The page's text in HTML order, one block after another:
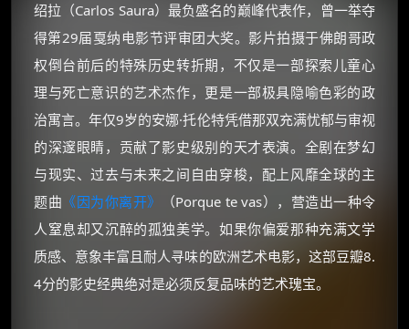
绍拉（Carlos Saura）最负盛名的巅峰代表作，曾一举夺
得第29届戛纳电影节评审团大奖。影片拍摄于佛朗哥政
权倒台前后的特殊历史转折期，不仅是一部探索儿童心
理与死亡意识的艺术杰作，更是一部极具隐喻色彩的政
治寓言。年仅9岁的安娜·托伦特凭借那双充满忧郁与审视
的深邃眼睛，贡献了影史级别的天才表演。全剧在梦幻
与现实、过去与未来之间自由穿梭，配上风靡全球的主
题曲 《因为你离开》
（Porque te vas），营造出一种令
人窒息却又沉醉的孤独美学。如果你偏爱那种充满文学
质感、意象丰富且耐人寻味的欧洲艺术电影，这部豆瓣8.
4分的影史经典绝对是必须反复品味的艺术瑰宝。